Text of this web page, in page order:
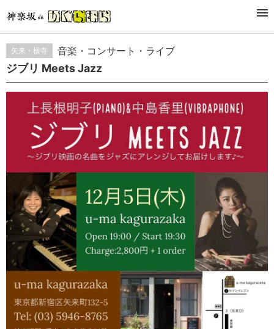
이벤트
矢来・横寺 音楽・コンサート・ライブ
ジブリ Meets Jazz